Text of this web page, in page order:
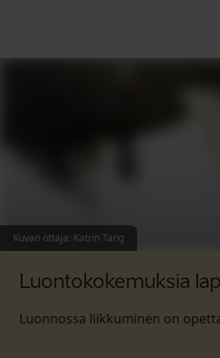
Kuvan ottaja: Katrin Tang
Luontokokemuksia
Luonnossa liikkuminen on